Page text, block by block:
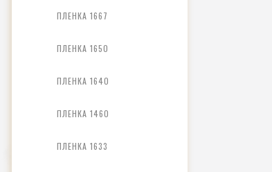
ПЛЕНКА 1667
ПЛЕНКА 1650
ПЛЕНКА 1640
ПЛЕНКА 1460
ПЛЕНКА 1633